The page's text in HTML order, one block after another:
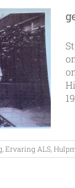
Ervaring ALS